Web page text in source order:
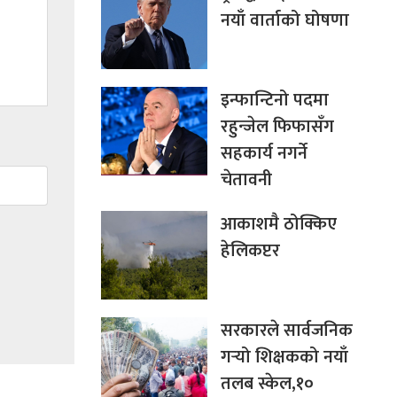
नयाँ वार्ताको घोषणा
इन्फान्टिनो पदमा
रहुन्जेल फिफासँग
सहकार्य नगर्ने
चेतावनी
आकाशमै ठोक्किए
हेलिकप्टर
सरकारले सार्वजनिक
गर्‍यो शिक्षकको नयाँ
तलब स्केल,१०